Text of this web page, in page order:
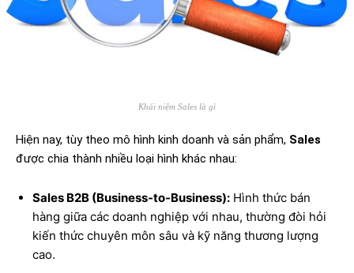
Khái niệm Sales là gì
Hiện nay, tùy theo mô hình kinh doanh và sản phẩm, Sales
được chia thành nhiều loại hình khác nhau:
Sales B2B (Business-to-Business): Hình thức bán
hàng giữa các doanh nghiệp với nhau, thường đòi hỏi
kiến thức chuyên môn sâu và kỹ năng thương lượng
cao.